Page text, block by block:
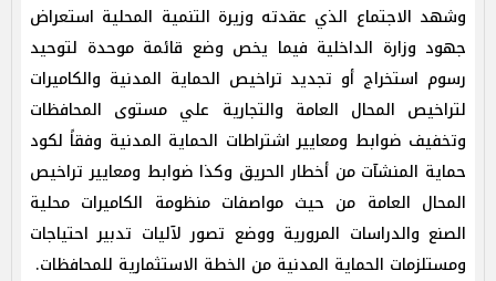
وشهد الاجتماع الذي عقدته وزيرة التنمية المحلية استعراض
جهود وزارة الداخلية فيما يخص وضع قائمة موحدة لتوحيد
رسوم استخراج أو تجديد تراخيص الحماية المدنية والكاميرات
لتراخيص المحال العامة والتجارية علي مستوى المحافظات
وتخفيف ضوابط ومعايير اشتراطات الحماية المدنية وفقاً لكود
حماية المنشآت من أخطار الحريق وكذا ضوابط ومعايير تراخيص
المحال العامة من حيث مواصفات منظومة الكاميرات محلية
الصنع والدراسات المرورية ووضع تصور لآليات تدبير احتياجات
ومستلزمات الحماية المدنية من الخطة الاستثمارية للمحافظات.